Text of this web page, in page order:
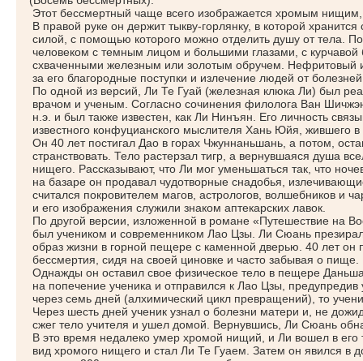
Этот бессмертный чаще всего изображается хромым
В правой руке он держит тыкву-горлянку, в которой
силой, с помощью которого можно отделить душу от тела.
человеком с темным лицом и большими глазами, с
схваченными железным или золотым обручем. Нефритовый
за его благородные поступки и излечение людей от
По одной из версий, Ли Те Гуай (железная клюка Ли) был
врачом и ученым. Согласно сочинения филолога Ван
н.э. и был также известен, как Ли Нинъян. Его личность
известного конфуцианского мыслителя Хань Юйя, жившего в
Он 40 лет постигал Дао в горах Чжуннаньшань, а потом,
странствовать. Тело растерзал тигр, а вернувшаяся душа
нищего. Рассказывают, что Ли мог уменьшаться так, что
на базаре он продавал чудотворные снадобья,
считался покровителем магов, астрологов, волшебников и
и его изображения служили знаком аптекарских лавок.
По другой версии, изложенной в романе «Путешествие на
был учеником и современником Лао Цзы. Ли Сюань презирал
образ жизни в горной пещере с каменной дверью. 40 лет он
бессмертия, сидя на своей циновке и часто забывая о пище.
Однажды он оставил свое физическое тело в пещере
на попечение ученика и отправился к Лао Цзы, предупредив
через семь дней (алхимический цикл превращений), то
Через шесть дней ученик узнал о болезни матери и, не
сжег тело учителя и ушел домой. Вернувшись, Ли Сюань
В это время недалеко умер хромой нищий, и Ли вошел в его
вид хромого нищего и стал Ли Те Гуаем. Затем он явился в